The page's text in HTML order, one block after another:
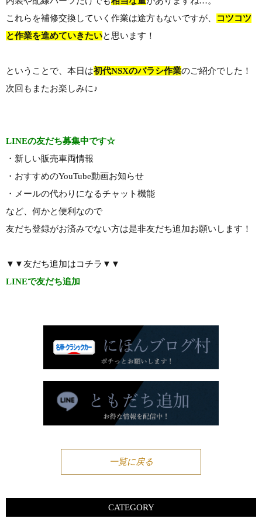
これらを補修交換していく作業は途方もないですが、
コツコツ
と作業を進めていきたいと思います！
ということで、本日は初代NSXのバラシ作業のご紹介でした！
次回もまたお楽しみに♪
LINEの友だち募集中です☆
・新しい販売車両情報
・おすすめのYouTube動画お知らせ
・メールの代わりになるチャット機能
など、何かと便利なので
友だち登録がお済みでない方は是非友だち追加お願いします！
▼▼友だち追加はコチラ▼▼
LINEで友だち追加
一覧に戻る
CATEGORY